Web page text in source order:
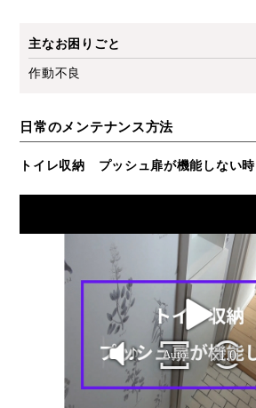
主なお困りごと
作動不良
日常のメンテナンス方法
トイレ収納 プッシュ扉が機能しない時